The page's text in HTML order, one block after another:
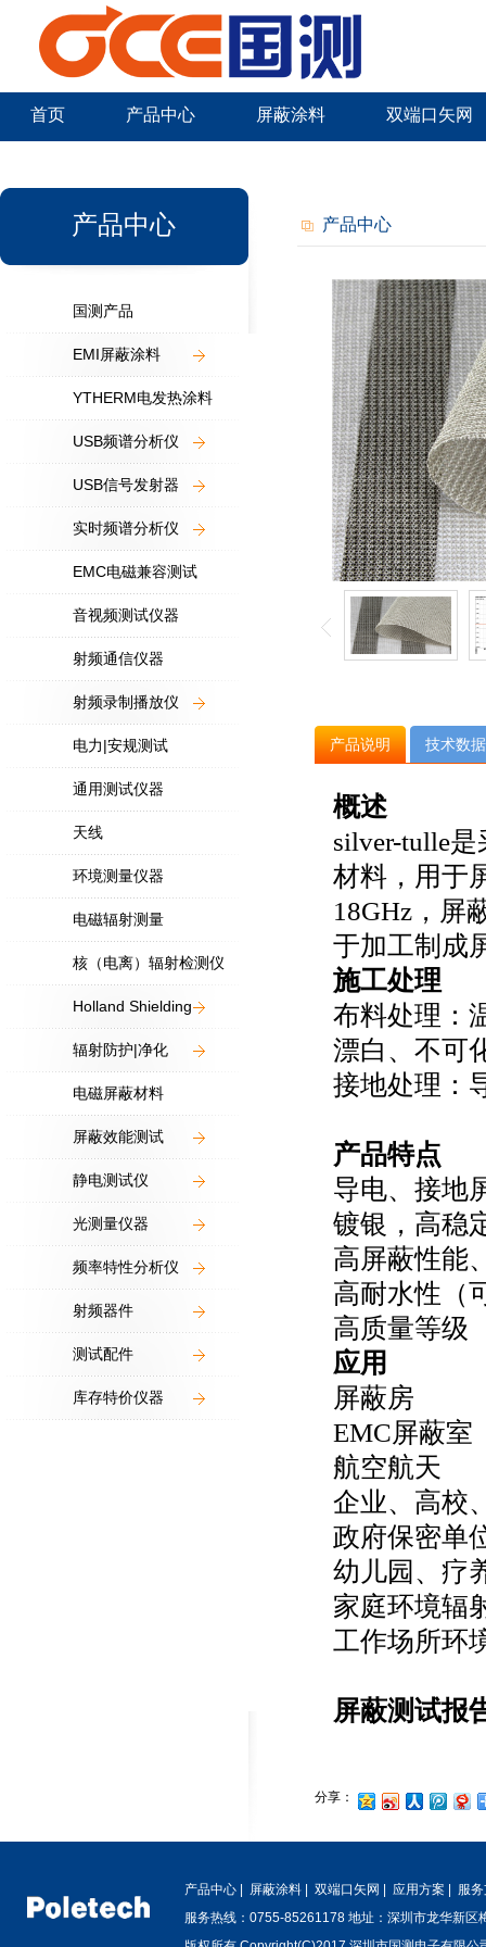
首页 产品中心 屏蔽涂料 双端口矢网
产品中心
国测产品
EMI屏蔽涂料
YTHERM电发热涂料
USB频谱分析仪
USB信号发射器
实时频谱分析仪
EMC电磁兼容测试
音视频测试仪器
射频通信仪器
射频录制播放仪
电力|安规测试
通用测试仪器
天线
环境测量仪器
电磁辐射测量
核（电离）辐射检测仪
Holland Shielding
辐射防护|净化
电磁屏蔽材料
屏蔽效能测试
静电测试仪
光测量仪器
频率特性分析仪
射频器件
测试配件
库存特价仪器
产品中心
产品说明 技术数据
概述
silver-tulle
材料，用于
18GHz，屏
于加工制成
施工处理
布料处理：
漂白、不可
接地处理：
产品特点
导电、接地
镀银，高稳
高屏蔽性能
高耐水性（
高质量等级
应用
屏蔽房
EMC屏蔽室
航空航天
企业、高校
政府保密单
幼儿园、疗
家庭环境辐
工作场所环
屏蔽测试报
分享：
产品中心 屏蔽涂料 双端口矢网 应用方案
服
服务热线：0755-85261178 地址：深圳市龙华新区